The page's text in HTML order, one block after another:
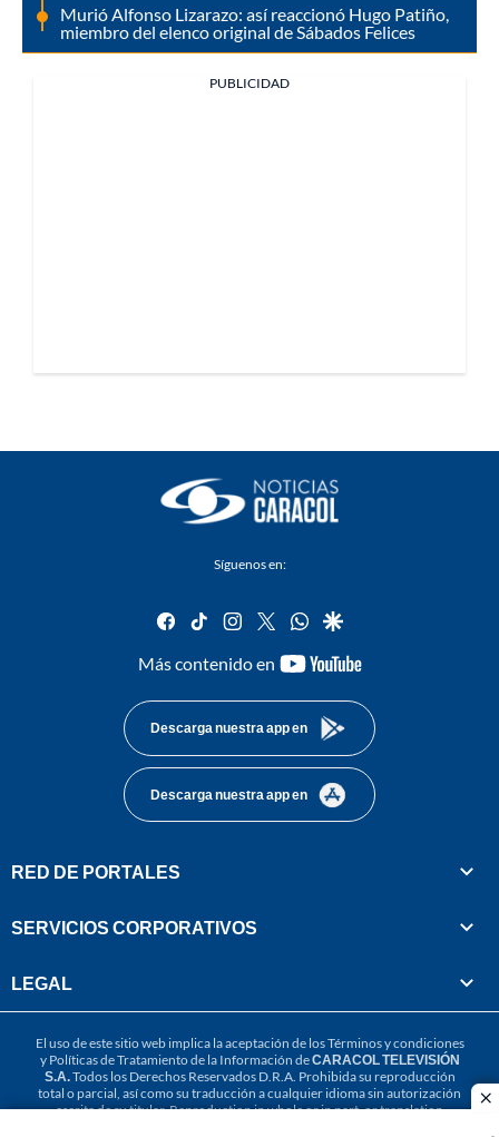
Murió Alfonso Lizarazo: así reaccionó Hugo Patiño,
miembro del elenco original de Sábados Felices
PUBLICIDAD
Síguenos en:
facebook
tiktok instagram
twitterwhatsapp
google
Más contenido en
youtube-
Descarga nuestra app en
Descarga nuestra app en
RED DE PORTALES
SERVICIOS CORPORATIVOS
LEGAL
El uso de este sitio web implica la aceptación de losTérminos y condiciones
y Políticas de Tratamiento de la Información deCARACOL TELEVISIÓN
S.A.Todos los Derechos Reservados D.R.A. Prohibida su reproducción
total o parcial, así como su traducción a cualquier idioma sin autorización
escrita de su titular. Reproduction in whole or in part, or translation